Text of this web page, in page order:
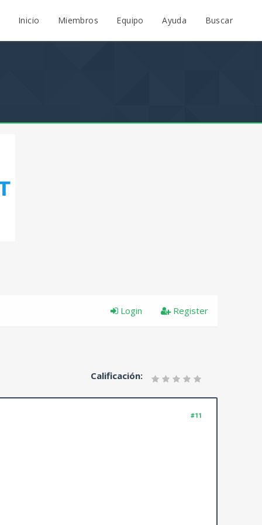
Inicio Miembros Equipo Ayuda Buscar
Register
Login
Calificación:
#11